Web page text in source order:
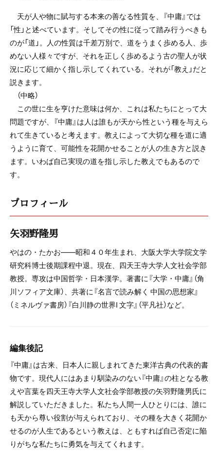
天が人や物に賦与する本来の善なる性質を、『中庸』では
「性」と述べています。そしてその性に従って踏み行うべきも
のが「道」。人の性質は千差万別で、道をうまく歩める人、歩
めない人様々ですが、それを正しく歩めるよう古の聖人が状
況に応じて細かく指し示してくれている。それが「教え」だと
説きます。
（中略）
この世に生を亨けた意味は何か、これは私たちにとって大
問題ですが、『中庸』は人は誰もが天から性という種を与えら
れて生きていると考えます。教えによって大切な種を道に適
うように育て、可能性を花開かせることが人の生き方と説き
ます。いわば自己実現の道を指し示した教えでもあるので
す。
プロフィール
矢羽野隆男
やはの・たかお――昭和４０年生まれ、大阪大学大学院文学
研究科博士後期課程中退。現在、四天王寺大学人文社会学部
教授。専攻は中国哲学・日本漢学。著書に『大学・中庸』（角
川ソフィア文庫）、共著に『名言で読み解く 中国の思想家』
（ミネルヴァ書房）『白川静の世界Ⅰ 文字』（平凡社）など。
編集後記
『中庸』は古来、日本人に親しまれてきた東洋古典の代表的書
物です。現代人にはあまり馴染みのない『中庸』の柱となる教
えや言葉を四天王寺大学人文社会学部教授の矢羽野隆男氏に
解説していただきました。私たち人間一人ひとりには、誰に
も天から尊い役割が与えられており、その種を大きく花開か
せるのが人生であるという教えは、ともすれば自己否定に陥
りがちな私たちに勇気を与えてくれます。